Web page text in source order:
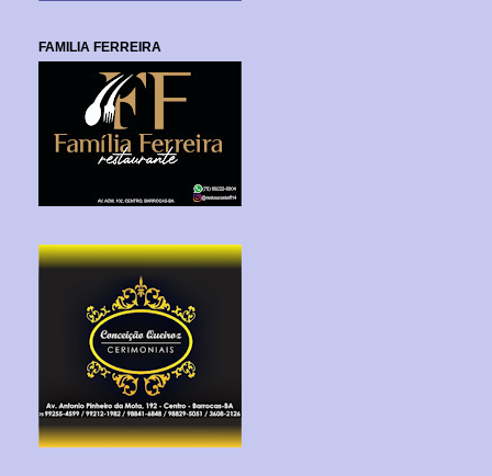
FAMILIA FERREIRA